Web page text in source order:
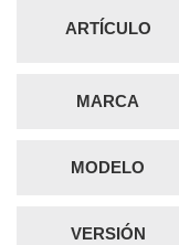
ARTÍCULO
MARCA
MODELO
VERSIÓN